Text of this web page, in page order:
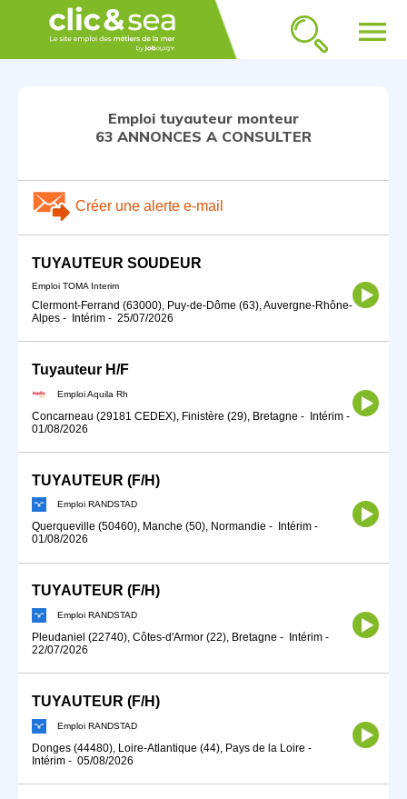
menu
Emploi tuyauteur monteur
63 ANNONCES A CONSULTER
Créer une alerte e-mail
TUYAUTEUR SOUDEUR
Emploi TOMA Interim
Clermont-Ferrand (63000), Puy-de-Dôme (63), Auvergne-Rhône-
Alpes - Intérim - 25/07/2026
Tuyauteur H/F
Emploi Aquila Rh
Concarneau (29181 CEDEX), Finistère (29), Bretagne - Intérim -
01/08/2026
TUYAUTEUR (F/H)
Emploi RANDSTAD
Querqueville (50460), Manche (50), Normandie - Intérim -
01/08/2026
TUYAUTEUR (F/H)
Emploi RANDSTAD
Pleudaniel (22740), Côtes-d'Armor (22), Bretagne - Intérim -
22/07/2026
TUYAUTEUR (F/H)
Emploi RANDSTAD
Donges (44480), Loire-Atlantique (44), Pays de la Loire -
Intérim - 05/08/2026